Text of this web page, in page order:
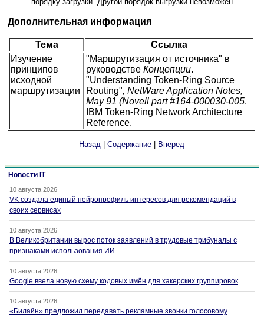
Дополнительная информация
Тема
Ссылка
Изучение
принципов
исходной
маршрутизации
"Маршрутизация от источника" в
руководстве Концепции.
"Understanding Token-Ring Source
Routing", NetWare Application Notes,
May 91 (Novell part #164-000030-005.
IBM Token-Ring Network Architecture
Reference.
Назад| Содержание| Вперед
Новости IT
10 августа 2026
VK создала единый нейропрофиль интересов для рекомендаций в
своих сервисах
10 августа 2026
В Великобритании вырос поток заявлений в трудовые трибуналы с
признаками использования ИИ
10 августа 2026
Google ввела новую схему кодовых имён для хакерских группировок
10 августа 2026
«Билайн» предложил передавать рекламные звонки голосовому